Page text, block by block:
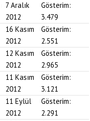
7 Aralık
2012
Gösterim:
3.479
16 Kasım
2012
Gösterim:
2.551
12 Kasım
2012
Gösterim:
2.965
11 Kasım
2012
Gösterim:
3.121
11 Eylül
2012
Gösterim:
2.291